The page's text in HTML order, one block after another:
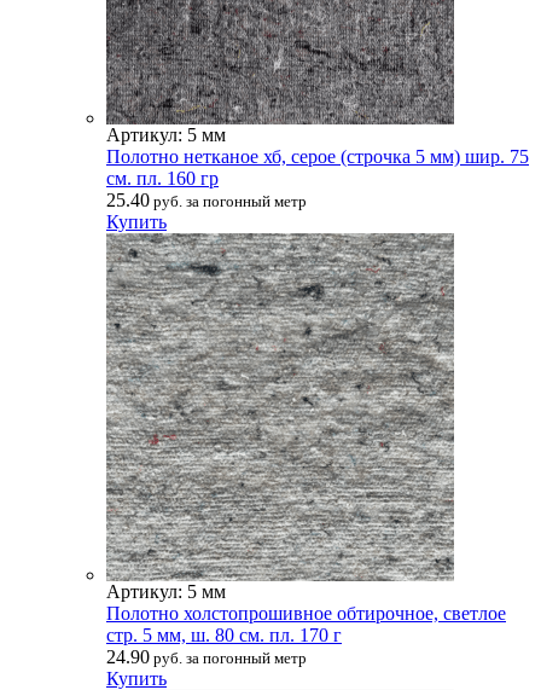
Артикул: 5 мм
Полотно нетканое хб, серое (строчка 5 мм) шир. 75
см. пл. 160 гр
25.40 руб. за погонный метр
Купить
Артикул: 5 мм
Полотно холстопрошивное обтирочное, светлое
стр. 5 мм, ш. 80 см. пл. 170 г
24.90 руб. за погонный метр
Купить